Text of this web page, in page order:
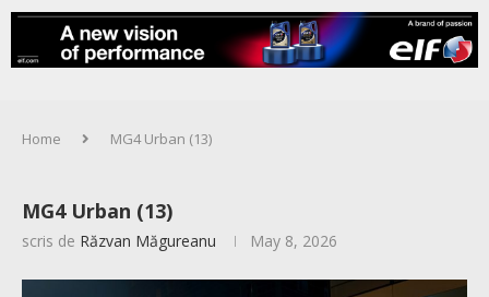
Home MG4 Urban (13)
MG4 Urban (13)
scris de Răzvan Măgureanu May 8, 2026